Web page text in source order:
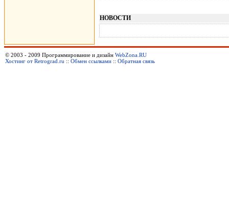
НОВОСТИ
© 2003 - 2009 Программирование и дизайн WebZona.RU
Хостинг от Retrograd.ru :: Обмен ссылками :: Обратная связь